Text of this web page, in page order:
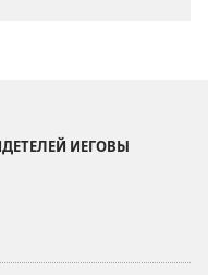
ИЕГОВЫ